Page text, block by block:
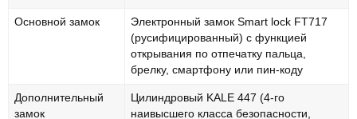
Основной замок
Электронный замок Smart lock FT717
(русифицированный) с функцией
открывания по отпечатку пальца,
брелку, смартфону или пин-коду
Дополнительный
замок
Цилиндровый KALE 447 (4-го
наивысшего класса безопасности,